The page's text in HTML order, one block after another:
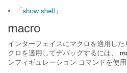
•
「show shell」
macro
インターフェイスにマクロを適用し
クロを適用してデバッグするには、
ンフィギュレーション コマンドを使用